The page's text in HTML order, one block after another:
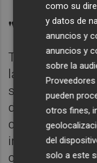
"Sin
Tras ello,
la compra del
subordinada
de 7.219,18
con los
información
cliente "no
como su
y datos de
anuncios y
anuncios y
sobre la
pueden
otros fines,
del
solo a este